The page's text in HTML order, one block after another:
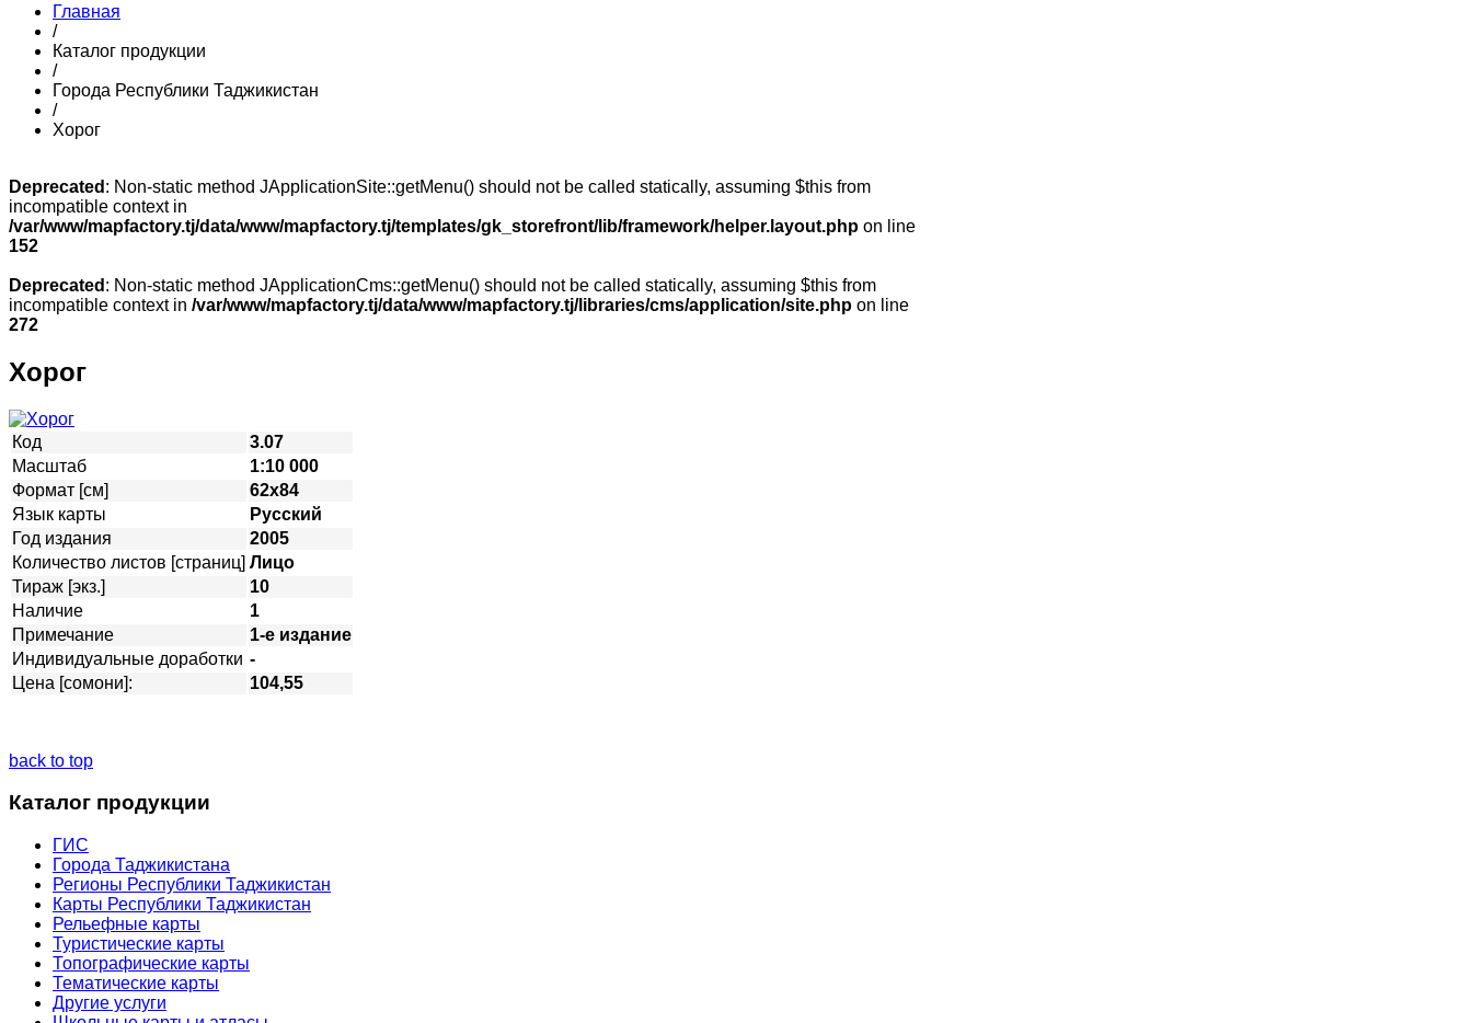
Главная
/
Каталог продукции
/
Города Республики Таджикистан
/
Хорог
Deprecated : Non-static method JApplicationSite::getMenu() should not be called statically, assuming $this from
incompatible context in
/var/www/mapfactory.tj/data/www/mapfactory.tj/templates/gk_storefront/lib/framework/helper.layout.php on line
152
Deprecated : Non-static method JApplicationCms::getMenu() should not be called statically, assuming $this from
incompatible context in /var/www/mapfactory.tj/data/www/mapfactory.tj/libraries/cms/application/site.php on line
272
Хорог
Код
3.07
Масштаб
1:10 000
Формат [см]
62х84
Язык карты
Русский
Год издания
2005
Количество листов [страниц] Лицо
Тираж [экз.]
10
Наличие
1
Примечание
1-е издание
Индивидуальные доработки -
Цена [сомони]:
104,55
back to top
Каталог продукции
ГИС
Города Таджикистана
Регионы Республики Таджикистан
Карты Республики Таджикистан
Рельефные карты
Туристические карты
Топографические карты
Тематические карты
Другие услуги